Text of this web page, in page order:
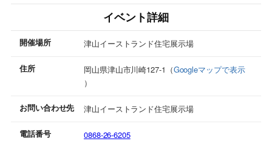
イベント詳細
開催場所 津山イーストランド住宅展示場
住所 岡山県津山市川崎127-1（Googleマップで表示
）
お問い合わせ先 津山イーストランド住宅展示場
電話番号 0868-26-6205